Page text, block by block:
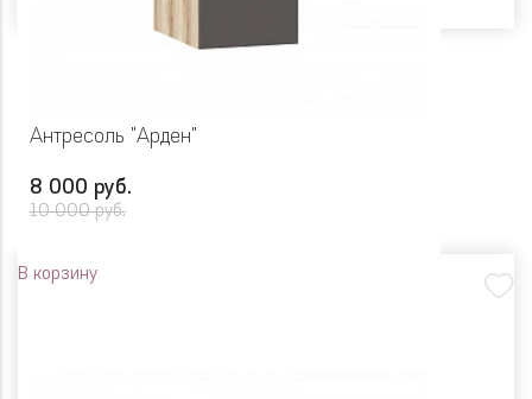
Антресоль "Арден"
8 000 руб.
10 000 руб.
В корзину